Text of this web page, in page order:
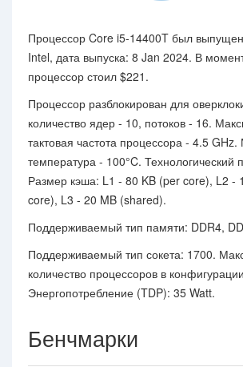
Процессор Core i5-14400T был
Intel, дата выпуска: 8 Jan 2024. В
процессор стоил $221.
Процессор разблокирован для
количество ядер - 10, потоков - 16.
тактовая частота процессора - 4.5
температура - 100°C. Технологический
Размер кэша: L1 - 80 KB (per core), L2 -
core), L3 - 20 MB (shared).
Поддерживаемый тип памяти: DDR4,
Поддерживаемый тип сокета: 1700.
количество процессоров в
Энергопотребление (TDP): 35 Watt.
Бенчмарки